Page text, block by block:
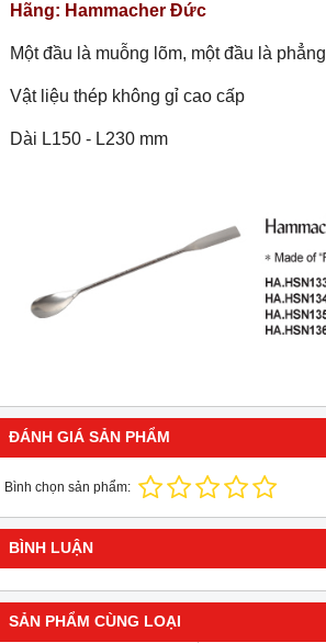
Hãng: Hammacher Đức
Một đầu là muỗng lõm, một đầu là phẳng
Vật liệu thép không gỉ cao cấp
Dài L150 - L230 mm
ĐÁNH GIÁ SẢN PHẨM
Bình chọn sản phẩm:
BÌNH LUẬN
SẢN PHẨM CÙNG LOẠI